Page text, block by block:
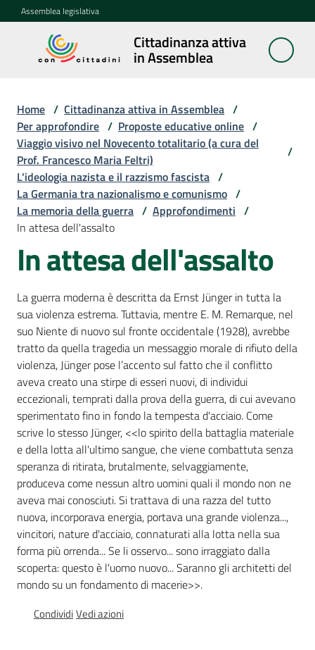
Vai al contenuto
Vai alla navigazione
Vai al footer
Assemblea legislativa
Cittadinanza attiva
in Assemblea
Cittadinanza
attiva in
Concittadini
Porte
aperte
in
Assemblea
Mostre
Percorsi
sulla
memoria
Seguici
su
legislativa
Home / Cittadinanza attiva in Assemblea /
Per approfondire / Proposte educative online /
Viaggio visivo nel Novecento totalitario (a cura del
Prof. Francesco Maria Feltri)
/
L'ideologia nazista e il razzismo fascista /
La Germania tra nazionalismo e comunismo /
La memoria della guerra / Approfondimenti /
In attesa dell'assalto
In attesa dell'assalto
La guerra moderna è descritta da Ernst Jünger in tutta la
sua violenza estrema. Tuttavia, mentre E. M. Remarque, nel
suo Niente di nuovo sul fronte occidentale (1928), avrebbe
tratto da quella tragedia un messaggio morale di rifiuto della
violenza, Jünger pose l’accento sul fatto che il conflitto
aveva creato una stirpe di esseri nuovi, di individui
eccezionali, temprati dalla prova della guerra, di cui avevano
sperimentato fino in fondo la tempesta d'acciaio. Come
scrive lo stesso Jünger, <<lo spirito della battaglia materiale
e della lotta all'ultimo sangue, che viene combattuta senza
speranza di ritirata, brutalmente, selvaggiamente,
produceva come nessun altro uomini quali il mondo non ne
aveva mai conosciuti. Si trattava di una razza del tutto
nuova, incorporava energia, portava una grande violenza...,
vincitori, nature d'acciaio, connaturati alla lotta nella sua
forma più orrenda... Se li osservo... sono irraggiato dalla
scoperta: questo è l'uomo nuovo... Saranno gli architetti del
mondo su un fondamento di macerie>>.
CondividiVedi azioni